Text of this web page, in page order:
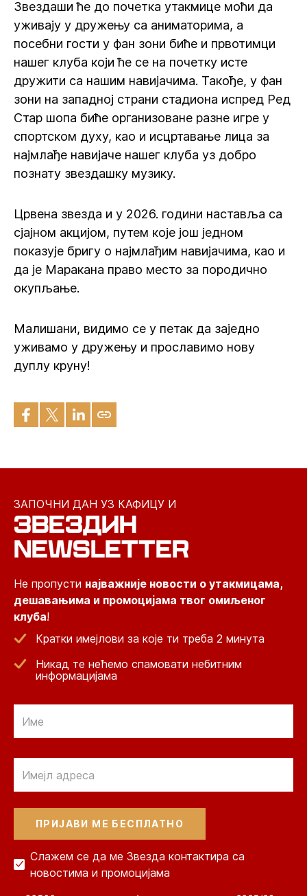
Звездаши ће до почетка утакмице моћи да
уживају у дружењу са аниматорима, а
посебни гости у фан зони биће и првотимци
нашег клуба који ће се на почетку исте
дружити са нашим навијачима. Такође, у фан
зони на западној страни стадиона испред Ред
Стар шопа биће организоване разне игре у
спортском духу, као и исцртавање лица за
најмлађе навијаче нашег клуба уз добро
познату звездашку музику.
Црвена звезда и у 2026. години наставља са
сјајном акцијом, путем које још једном
показује бригу о најмлађим навијачима, као и
да је Маракана право место за породично
окупљање. ‍
Малишани, видимо се у петак да заједно
уживамо у дружењу и прославимо нову
дуплу круну!
ЗАПОЧНИ ДАН УЗ КАФИЦУ И
ЗВЕЗДИН
NEWSLETTER
Не пропусти најважније новости о утакмицама,
дешавањима и промоцијама твог омиљеног
клуба!
Кратки имејлови за које ти треба 2 минута
Никад те нећемо спамовати небитним
информацијама
Слажем се да ме Звезда контактира са
новостима и промоцијама